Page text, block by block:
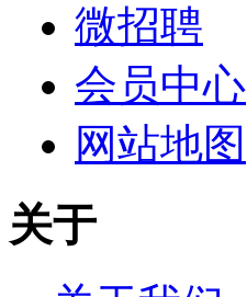
微招聘
会员中心
网站地图
关于